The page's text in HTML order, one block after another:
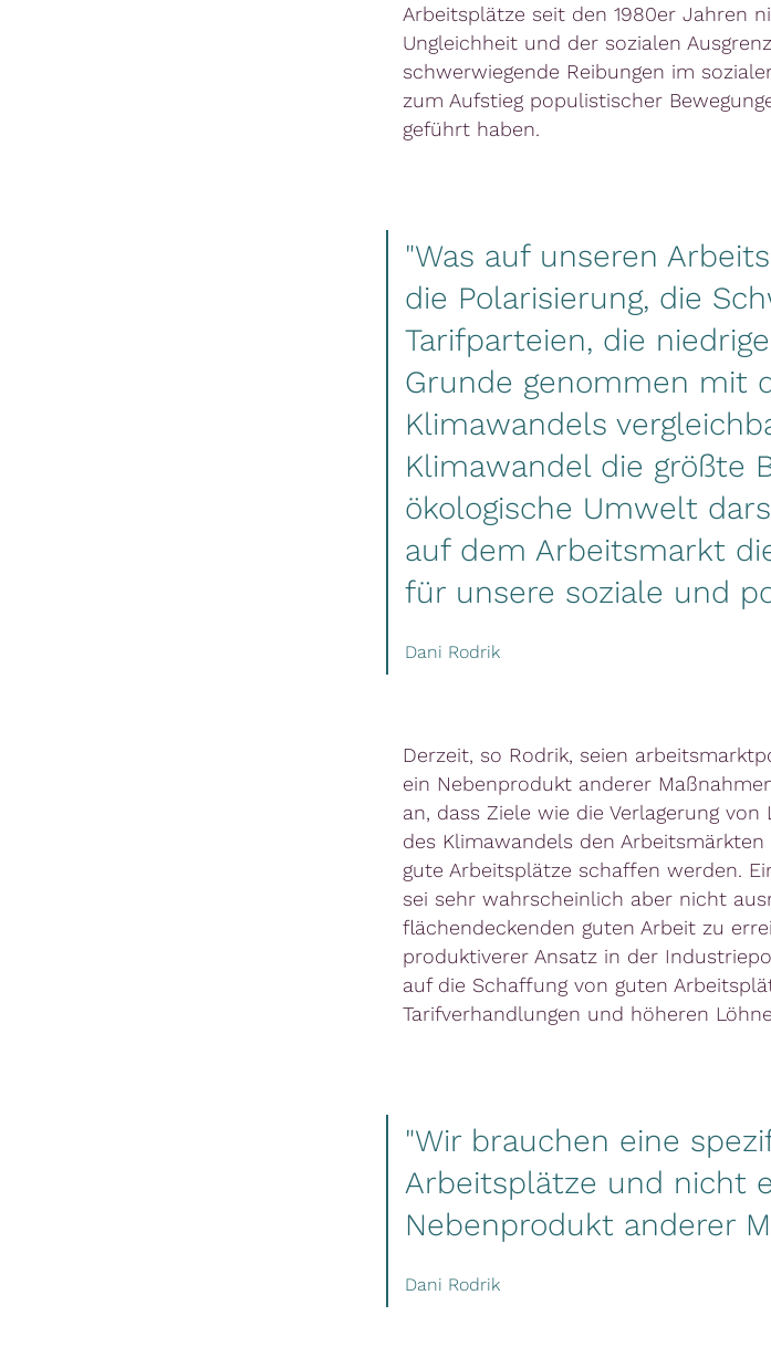
Arbeitsplätze seit den 1980er Jahren
Ungleichheit und der sozialen
schwerwiegende Reibungen im
zum Aufstieg populistischer
geführt haben.
"Was auf unseren
die Polarisierung, die
Tarifparteien, die
Grunde genommen mit
Klimawandels
Klimawandel die größte
ökologische Umwelt
auf dem Arbeitsmarkt
für unsere soziale und
Dani Rodrik
Derzeit, so Rodrik, seien
ein Nebenprodukt anderer
an, dass Ziele wie die Verlagerung
des Klimawandels den
gute Arbeitsplätze schaffen werden.
sei sehr wahrscheinlich aber nicht
flächendeckenden guten Arbeit zu
produktiverer Ansatz in der
auf die Schaffung von guten
Tarifverhandlungen und höheren
"Wir brauchen eine
Arbeitsplätze und nicht
Nebenprodukt anderer
Dani Rodrik